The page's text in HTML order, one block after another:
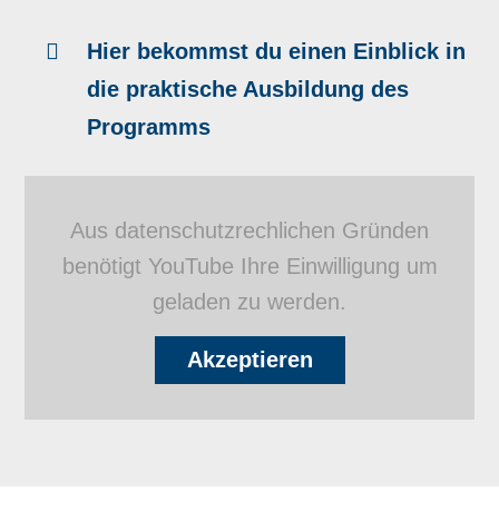
Hier bekommst du einen Einblick in
die praktische Ausbildung des
Programms
Aus datenschutzrechlichen Gründen
benötigt YouTube Ihre Einwilligung um
geladen zu werden.
Akzeptieren